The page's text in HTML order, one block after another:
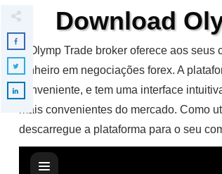
Download
A Olymp Trade broker oferece aos
dinheiro em negociações forex. A
conveniente, e tem uma interface
mais convenientes do mercado. Como
descarregue a plataforma para o seu